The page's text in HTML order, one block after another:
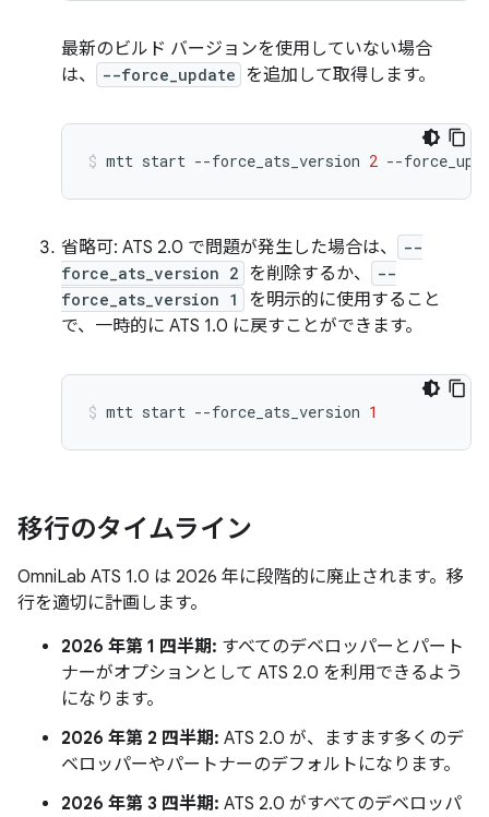
最新のビルド バージョンを使用していない場合
は、
--force_update を追加して取得します。
mtt start --force_ats_version 2 --
省略可: ATS 2.0 で問題が発生した場合は、
--
force_ats_version 2 を削除するか、
--
force_ats_version 1
を明示的に使用すること
で、一時的に ATS 1.0 に戻すことができます。
mtt start --force_ats_version 1
移行のタイムライン
OmniLab ATS 1.0 は 2026 年に段階的に廃止されます。移
行を適切に計画します。
2026 年第 1 四半期: すべてのデベロッパーとパート
ナーがオプションとして ATS 2.0 を利用できるよう
になります。
2026 年第 2 四半期: ATS 2.0 が、ますます多くのデ
ベロッパーやパートナーのデフォルトになります。
2026 年第 3 四半期: ATS 2.0 がすべてのデベロッパ